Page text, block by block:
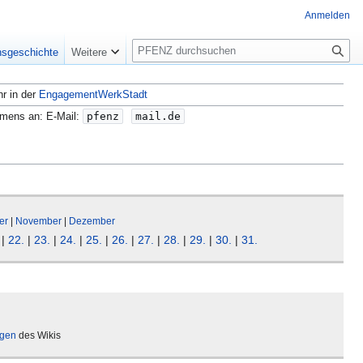
in der EngagementWerkStadt
an: E-Mail:
pfenz mail.de
| November | Dezember
22. | 23. | 24. | 25. | 26. | 27. | 28. | 29. | 30. | 31.
des Wikis
Anmelden
Weitere
S
u
c
h
e